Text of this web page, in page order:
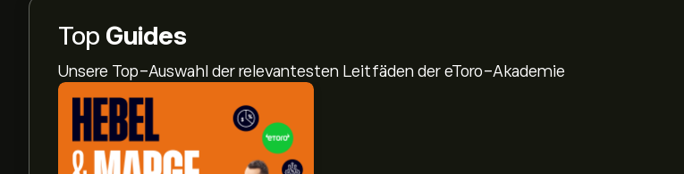
Top Guides
Unsere Top-Auswahl der relevantesten Leitfäden der eToro-Akademie